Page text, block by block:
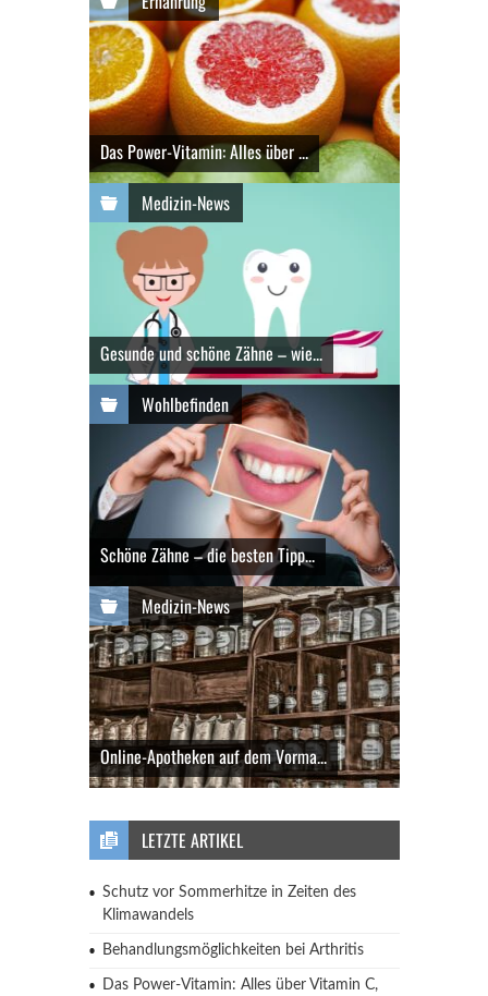
Das Power-Vitamin: Alles über ...
Medizin-News
Gesunde und schöne Zähne – wie...
Wohlbefinden
Schöne Zähne – die besten Tipp...
Medizin-News
Online-Apotheken auf dem Vorma...
LETZTE ARTIKEL
Schutz vor Sommerhitze in Zeiten des
Klimawandels
Behandlungsmöglichkeiten bei Arthritis
Das Power-Vitamin: Alles über Vitamin C,